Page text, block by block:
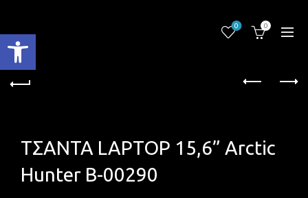
Ανοίξτε τη γραμμή εργαλείων
0 0
ΤΣΑΝΤΑ LAPTOP 15,6” Arctic
Hunter B-00290